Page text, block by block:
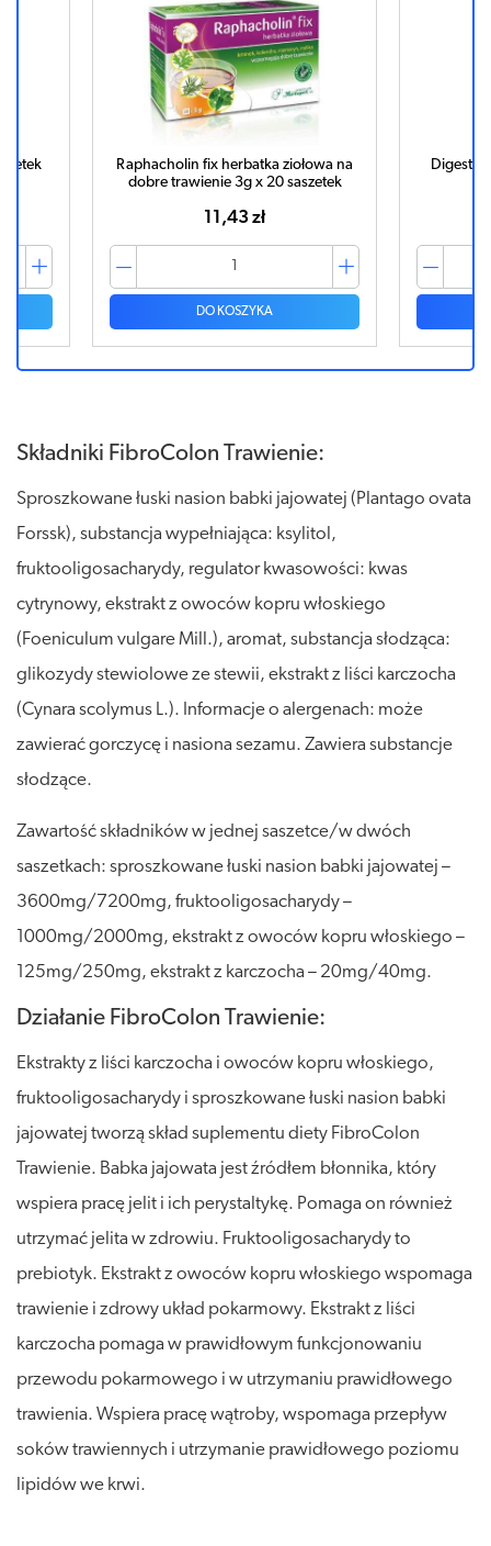
Raphacholin fix herbatka ziołowa na
dobre trawienie 3g x 20 saszetek
11,43 zł
DO KOSZYKA
Składniki FibroColon Trawienie:
Sproszkowane łuski nasion babki jajowatej (Plantago ovata
Forssk), substancja wypełniająca: ksylitol,
fruktooligosacharydy, regulator kwasowości: kwas
cytrynowy, ekstrakt z owoców kopru włoskiego
(Foeniculum vulgare Mill.), aromat, substancja słodząca:
glikozydy stewiolowe ze stewii, ekstrakt z liści karczocha
(Cynara scolymus L.). Informacje o alergenach: może
zawierać gorczycę i nasiona sezamu. Zawiera substancje
słodzące.
Zawartość składników w jednej saszetce/w dwóch
saszetkach: sproszkowane łuski nasion babki jajowatej –
3600mg/7200mg, fruktooligosacharydy –
1000mg/2000mg, ekstrakt z owoców kopru włoskiego –
125mg/250mg, ekstrakt z karczocha – 20mg/40mg.
Działanie FibroColon Trawienie:
Ekstrakty z liści karczocha i owoców kopru włoskiego,
fruktooligosacharydy i sproszkowane łuski nasion babki
jajowatej tworzą skład suplementu diety FibroColon
Trawienie. Babka jajowata jest źródłem błonnika, który
wspiera pracę jelit i ich perystaltykę. Pomaga on również
utrzymać jelita w zdrowiu. Fruktooligosacharydy to
prebiotyk. Ekstrakt z owoców kopru włoskiego wspomaga
trawienie i zdrowy układ pokarmowy. Ekstrakt z liści
karczocha pomaga w prawidłowym funkcjonowaniu
przewodu pokarmowego i w utrzymaniu prawidłowego
trawienia. Wspiera pracę wątroby, wspomaga przepływ
soków trawiennych i utrzymanie prawidłowego poziomu
lipidów we krwi.